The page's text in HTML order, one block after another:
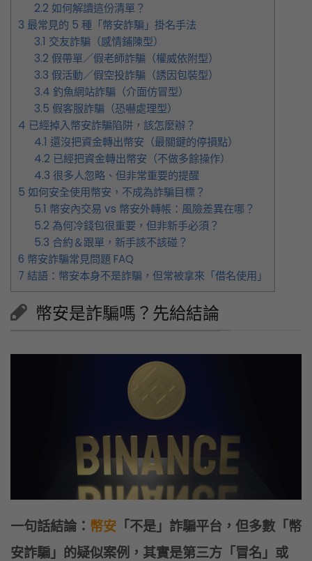
2.2 如何解讀這份清單？
3 最常見的 5 種「幣安詐騙」掛名手法
3.1 交友詐騙（感情鋪陳型）
3.2 假帶單／假老師詐騙（權威依附型）
3.3 假活動／假空投詐騙（誘因包裝型）
3.4 釣魚網站詐騙（介面仿冒型）
3.5 假客服詐騙（恐嚇處理型）
4 已經掉入幣安詐騙陷阱，該怎麼辦？
4.1 還沒把資金轉出幣安（最關鍵的停損點）
4.2 已經把資金轉出幣安（不做多餘操作）
4.3 很多人忽略、但非常重要的提醒
5 如何安全使用幣安，不成為詐騙目標？
5.1 幣安內交易 vs 幣安外轉帳：風險差異在哪？
5.2 為何冷錢包很重要，但非新手必須？
5.3 合約＆跟單，新手該不該碰？
6 幣安詐騙常見問題 FAQ
7 結語：幣安本身不是詐騙，但常被拿來「借名使用」
幣安是詐騙嗎？先給結論
一句話結論： 幣安 「不是」詐騙平台，但多數「幣
安詐騙」的疑似案例，其實是第三方「冒名」或